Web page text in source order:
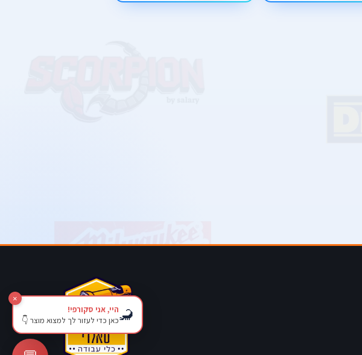
×
🦂היי, אני סקורפי!
כאן כדי לעזור לך למצוא מוצר 👇